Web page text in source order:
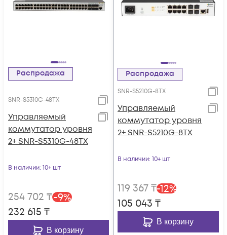
Распродажа
SNR-S5310G-48TX
Управляемый
коммутатор уровня
2+ SNR-S5310G-48TX
В наличии: 10+ шт
254 702 ₸-9%
232 615 ₸
В корзину
Распродажа
SNR-S5210G-8TX
Управляемый
коммутатор уровня
2+ SNR-S5210G-8TX
В наличии: 10+ шт
119 367₸-12%
105 043 ₸
В корзину